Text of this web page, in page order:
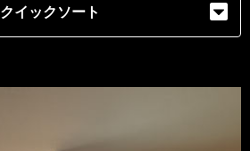
クイックソート